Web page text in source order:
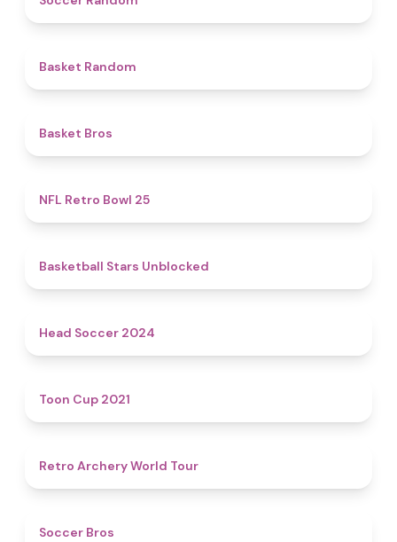
Basket Random
Basket Bros
NFL Retro Bowl 25
Basketball Stars Unblocked
Head Soccer 2024
Toon Cup 2021
Retro Archery World Tour
Soccer Bros